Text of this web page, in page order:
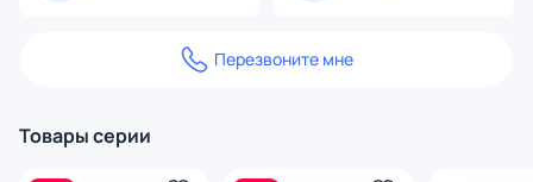
Перезвоните мне
Товары серии